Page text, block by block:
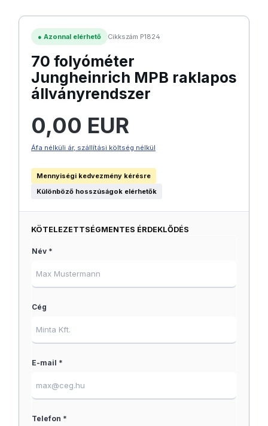
● Azonnal elérhető Cikkszám P1824
70 folyóméter
Jungheinrich MPB raklapos
állványrendszer
0,00 EUR
Áfa nélküli ár, szállítási költség nélkül
Mennyiségi kedvezmény kérésre
Különböző hosszúságok elérhetők
KÖTELEZETTSÉGMENTES ÉRDEKLŐDÉS
Név *
Cég
E-mail *
Telefon *